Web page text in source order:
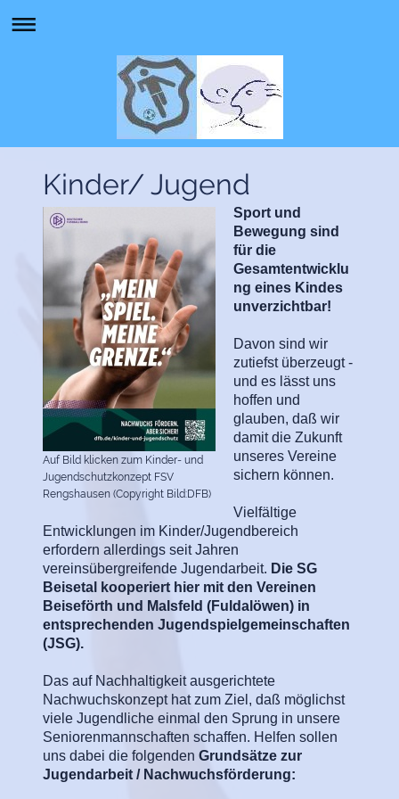
Kinder/ Jugend
Auf Bild klicken zum Kinder- und
Jugendschutzkonzept FSV
Rengshausen (Copyright Bild:DFB)
Sport und
Bewegung sind
für die
Gesamtentwicklu
ng eines Kindes
unverzichtbar!
Davon sind wir
zutiefst überzeugt -
und es lässt uns
hoffen und
glauben, daß wir
damit die Zukunft
unseres Vereine
sichern können.
Vielfältige
Entwicklungen im Kinder/Jugendbereich
erfordern allerdings seit Jahren
vereinsübergreifende Jugendarbeit. Die SG
Beisetal kooperiert hier mit den Vereinen
Beiseförth und Malsfeld (Fuldalöwen) in
entsprechenden Jugendspielgemeinschaften
(JSG).
Das auf Nachhaltigkeit ausgerichtete
Nachwuchskonzept hat zum Ziel, daß möglichst
viele Jugendliche einmal den Sprung in unsere
Seniorenmannschaften schaffen. Helfen sollen
uns dabei die folgenden Grundsätze zur
Jugendarbeit / Nachwuchsförderung: